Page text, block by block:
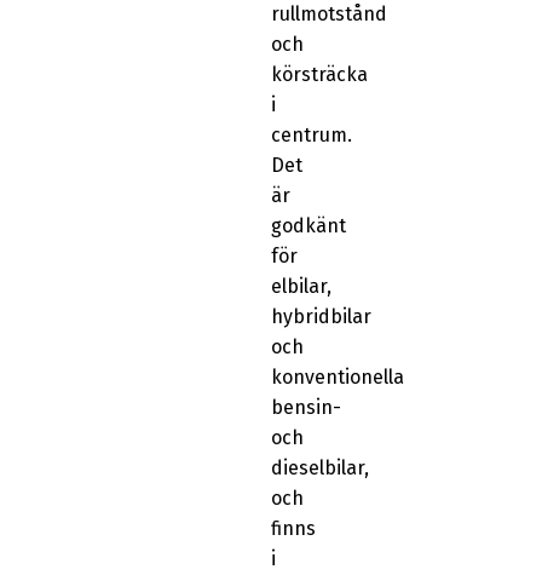
rullmotstånd
och
körsträcka
i
centrum.
Det
är
godkänt
för
elbilar,
hybridbilar
och
konventionella
bensin-
och
dieselbilar,
och
finns
i